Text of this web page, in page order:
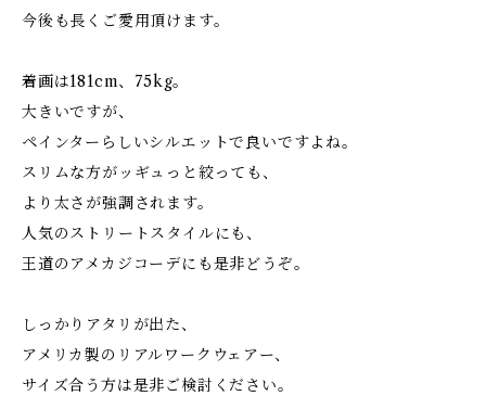
今後も長くご愛用頂けます。
着画は181cm、75kg。
大きいですが、
ペインターらしいシルエットで良いですよね。
スリムな方がッギュっと絞っても、
より太さが強調されます。
人気のストリートスタイルにも、
王道のアメカジコーデにも是非どうぞ。
しっかりアタリが出た、
アメリカ製のリアルワークウェアー、
サイズ合う方は是非ご検討ください。